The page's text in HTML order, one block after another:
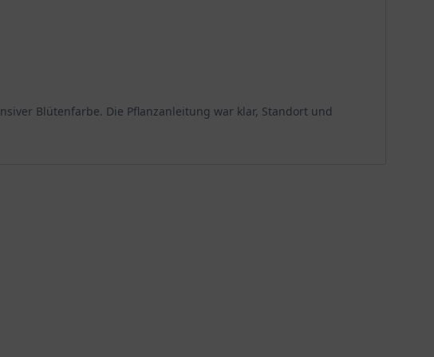
Blütenfarbe. Die Pflanzanleitung war klar, Standort und